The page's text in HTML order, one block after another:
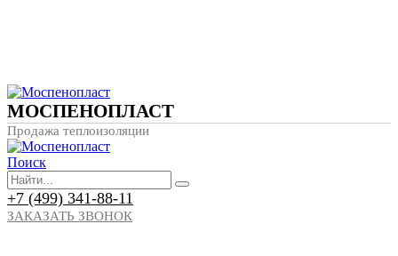
МОСПЕНОПЛАСТ
Продажа теплоизоляции
Поиск
+7 (499) 341-88-11
ЗАКАЗАТЬ ЗВОНОК